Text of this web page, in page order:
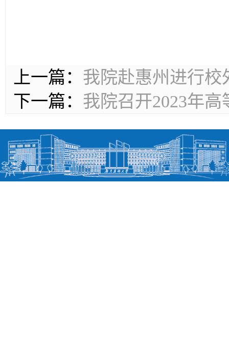
上一篇： 我院赴惠州进行校
下一篇： 我院召开2023年